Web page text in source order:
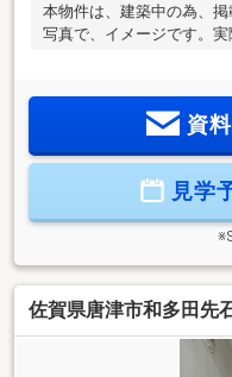
本物件は、建築中の為、
写真で、イメージです。実
資
見学
佐賀県唐津市和多田先